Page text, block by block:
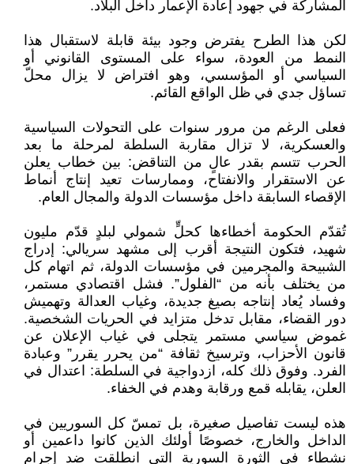
المشاركة في جهود إعادة الإعمار داخل البلاد.
لكن هذا الطرح يفترض وجود بيئة قابلة لاستقبال هذا
النمط من العودة، سواء على المستوى القانوني أو
السياسي أو المؤسسي، وهو افتراض لا يزال محلّ
تساؤل جدي في ظل الواقع القائم.
فعلى الرغم من مرور سنوات على التحولات السياسية
والعسكرية، لا تزال مقاربة السلطة لمرحلة ما بعد
الحرب تتسم بقدر عالٍ من التناقض: بين خطاب يعلن
عن الاستقرار والانفتاح، وممارسات تعيد إنتاج أنماط
الإقصاء السابقة داخل مؤسسات الدولة والمجال العام.
تُقدّم الحكومة أخطاءها كحلٍّ شمولي لبلدٍ قدّم مليون
شهيد، فتكون النتيجة أقرب إلى مشهد سريالي: إدراج
الشبيحة والمجرمين في مؤسسات الدولة، ثم اتهام كل
من يختلف بأنه من “الفلول”. فشل اقتصادي مستمر،
وفساد يُعاد إنتاجه بصيغ جديدة، وغياب العدالة وتهميش
دور القضاء، مقابل تدخل متزايد في الحريات الشخصية.
غموض سياسي مستمر يتجلى في غياب الإعلان عن
قانون الأحزاب، وترسيخ ثقافة “من يحرر يقرر” وعبادة
الفرد. وفوق ذلك كله، ازدواجية في السلطة: اعتدال في
العلن، يقابله قمع ورقابة وهدم في الخفاء.
هذه ليست تفاصيل صغيرة، بل تمسّ كل السوريين في
الداخل والخارج، خصوصًا أولئك الذين كانوا داعمين أو
نشطاء في الثورة السورية التي انطلقت ضد إجرام